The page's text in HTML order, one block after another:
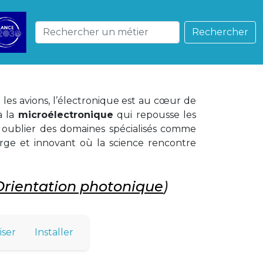
Rechercher
avions, l’électronique est au cœur de
la microélectronique qui repousse les
des domaines spécialisés comme
et innovant où la science rencontre
photonique)
Installer